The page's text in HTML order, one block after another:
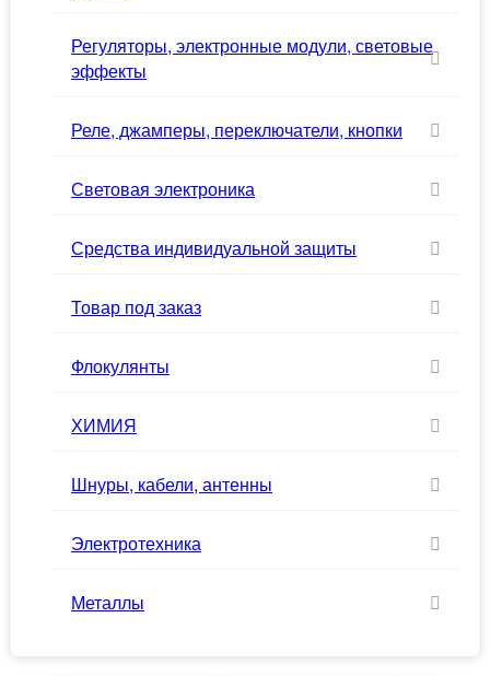
Регуляторы, электронные модули, световые
эффекты
Реле, джамперы, переключатели, кнопки
Световая электроника
Средства индивидуальной защиты
Товар под заказ
Флокулянты
ХИМИЯ
Шнуры, кабели, антенны
Электротехника
Металлы